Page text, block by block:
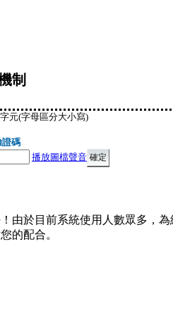
制
元(字母區分大小寫)
證碼
播放圖檔聲音
由於目前系統使用人數眾多，
的配合。